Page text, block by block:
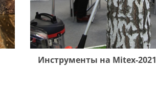
Инструменты на Mitex-2021